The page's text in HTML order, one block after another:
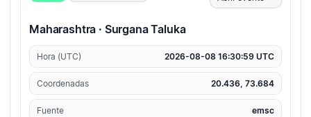
Maharashtra · Surgana Taluka
Hora (UTC) 2026-08-08 16:30:59 UTC
Coordenadas 20.436, 73.684
Fuente emsc